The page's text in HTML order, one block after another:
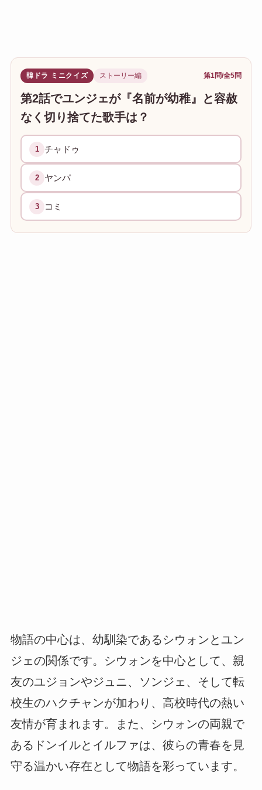
韓ドラ ミニクイズ ストーリー編 第1問/全5問
第2話でユンジェが『名前が幼稚』と容赦
なく切り捨てた歌手は？
1 チャドゥ
2 ヤンパ
3 コミ
物語の中心は、幼馴染であるシウォンとユン
ジェの関係です。シウォンを中心として、親
友のユジョンやジュニ、ソンジェ、そして転
校生のハクチャンが加わり、高校時代の熱い
友情が育まれます。また、シウォンの両親で
あるドンイルとイルファは、彼らの青春を見
守る温かい存在として物語を彩っています。